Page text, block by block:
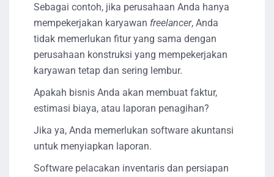
Sebagai contoh, jika perusahaan Anda hanya
mempekerjakan karyawan freelancer, Anda
tidak memerlukan fitur yang sama dengan
perusahaan konstruksi yang mempekerjakan
karyawan tetap dan sering lembur.
Apakah bisnis Anda akan membuat faktur,
estimasi biaya, atau laporan penagihan?
Jika ya, Anda memerlukan software akuntansi
untuk menyiapkan laporan.
Software pelacakan inventaris dan persiapan